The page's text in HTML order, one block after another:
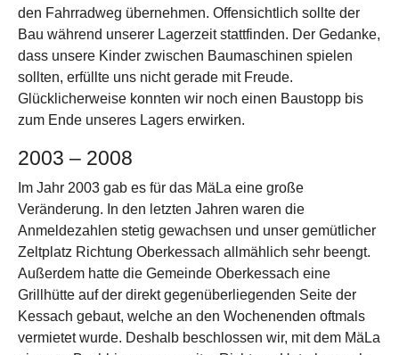
den Fahrradweg übernehmen. Offensichtlich sollte der
Bau während unserer Lagerzeit stattfinden. Der Gedanke,
dass unsere Kinder zwischen Baumaschinen spielen
sollten, erfüllte uns nicht gerade mit Freude.
Glücklicherweise konnten wir noch einen Baustopp bis
zum Ende unseres Lagers erwirken.
2003 – 2008
Im Jahr 2003 gab es für das MäLa eine große
Veränderung. In den letzten Jahren waren die
Anmeldezahlen stetig gewachsen und unser gemütlicher
Zeltplatz Richtung Oberkessach allmählich sehr beengt.
Außerdem hatte die Gemeinde Oberkessach eine
Grillhütte auf der direkt gegenüberliegenden Seite der
Kessach gebaut, welche an den Wochenenden oftmals
vermietet wurde. Deshalb beschlossen wir, mit dem MäLa